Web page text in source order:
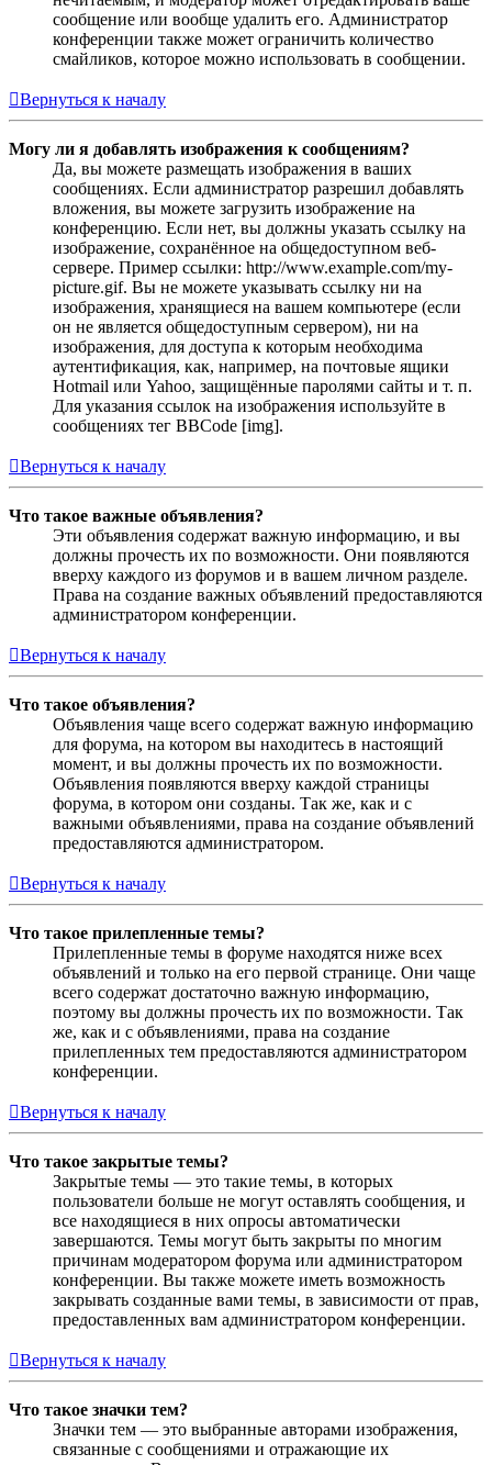
сообщение или вообще удалить его. Администратор
конференции также может ограничить количество
смайликов, которое можно использовать в сообщении.
Вернуться к началу
Могу ли я добавлять изображения к сообщениям?
Да, вы можете размещать изображения в ваших
сообщениях. Если администратор разрешил добавлять
вложения, вы можете загрузить изображение на
конференцию. Если нет, вы должны указать ссылку на
изображение, сохранённое на общедоступном веб-
сервере. Пример ссылки: http://www.example.com/my-
picture.gif. Вы не можете указывать ссылку ни на
изображения, хранящиеся на вашем компьютере (если
он не является общедоступным сервером), ни на
изображения, для доступа к которым необходима
аутентификация, как, например, на почтовые ящики
Hotmail или Yahoo, защищённые паролями сайты и т. п.
Для указания ссылок на изображения используйте в
сообщениях тег BBCode [img].
Вернуться к началу
Что такое важные объявления?
Эти объявления содержат важную информацию, и вы
должны прочесть их по возможности. Они появляются
вверху каждого из форумов и в вашем личном разделе.
Права на создание важных объявлений предоставляются
администратором конференции.
Вернуться к началу
Что такое объявления?
Объявления чаще всего содержат важную информацию
для форума, на котором вы находитесь в настоящий
момент, и вы должны прочесть их по возможности.
Объявления появляются вверху каждой страницы
форума, в котором они созданы. Так же, как и с
важными объявлениями, права на создание объявлений
предоставляются администратором.
Вернуться к началу
Что такое прилепленные темы?
Прилепленные темы в форуме находятся ниже всех
объявлений и только на его первой странице. Они чаще
всего содержат достаточно важную информацию,
поэтому вы должны прочесть их по возможности. Так
же, как и с объявлениями, права на создание
прилепленных тем предоставляются администратором
конференции.
Вернуться к началу
Что такое закрытые темы?
Закрытые темы — это такие темы, в которых
пользователи больше не могут оставлять сообщения, и
все находящиеся в них опросы автоматически
завершаются. Темы могут быть закрыты по многим
причинам модератором форума или администратором
конференции. Вы также можете иметь возможность
закрывать созданные вами темы, в зависимости от прав,
предоставленных вам администратором конференции.
Вернуться к началу
Что такое значки тем?
Значки тем — это выбранные авторами изображения,
связанные с сообщениями и отражающие их